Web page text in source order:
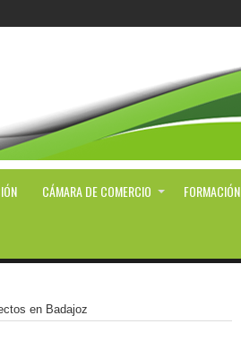
CÁMARA DE COMERCIO FORMACIÓN
en Badajoz